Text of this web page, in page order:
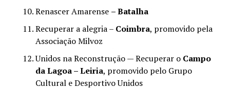
Renascer Amarense – Batalha
Recuperar a alegria – Coimbra, promovido pela
Associação Milvoz
Unidos na Reconstrução — Recuperar o Campo
da Lagoa – Leiria, promovido pelo Grupo
Cultural e Desportivo Unidos